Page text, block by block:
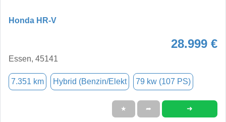
Honda HR-V
28.999 €
Essen, 45141
7.351 km Hybrid (Benzin/Elekt 79 kw (107 PS)
★ ➦ ➜